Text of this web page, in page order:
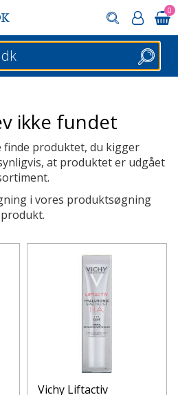
0
Søg
ikke fundet
produktet, du kigger
at produktet er udgået
i vores produktsøgning
Vichy Liftactiv